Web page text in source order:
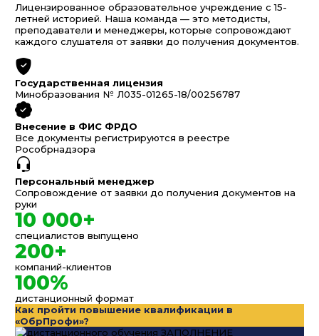
Лицензированное образовательное учреждение с 15-
летней историей. Наша команда — это методисты,
преподаватели и менеджеры, которые сопровождают
каждого слушателя от заявки до получения документов.
Государственная лицензия
Минобразования № Л035-01265-18/00256787
Внесение в ФИС ФРДО
Все документы регистрируются в реестре
Рособрнадзора
Персональный менеджер
Сопровождение от заявки до получения документов на
руки
10 000+
специалистов выпущено
200+
компаний-клиентов
100%
дистанционный формат
Как пройти повышение квалификации в
«ОбрПрофи»?
ЗАПОЛНЕНИЕ